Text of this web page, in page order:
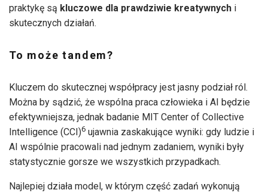
praktykę są kluczowe dla prawdziwie kreatywnych i
skutecznych działań.
To może tandem?
Kluczem do skutecznej współpracy jest jasny podział ról.
Można by sądzić, że wspólna praca człowieka i AI będzie
efektywniejsza, jednak badanie MIT Center of Collective
Intelligence (CCI)6 ujawnia zaskakujące wyniki: gdy ludzie i
AI wspólnie pracowali nad jednym zadaniem, wyniki były
statystycznie gorsze we wszystkich przypadkach.
Najlepiej działa model, w którym część zadań wykonują